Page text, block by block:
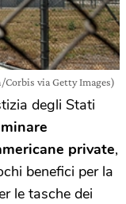
via Getty Images)
degli Stati
private,
benefici per la
le tasche dei